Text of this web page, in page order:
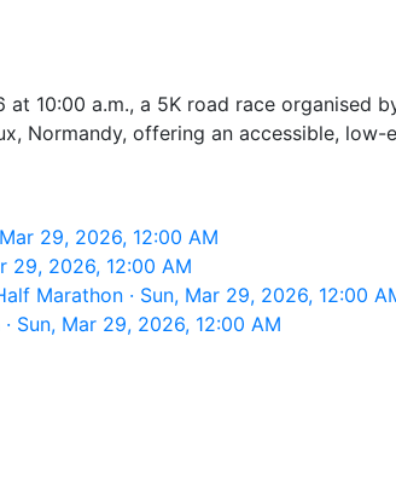
10:00 a.m., a 5K road race organised
Normandy, offering an accessible,
29, 2026, 12:00 AM
29, 2026, 12:00 AM
Marathon · Sun, Mar 29, 2026, 12:00
Sun, Mar 29, 2026, 12:00 AM